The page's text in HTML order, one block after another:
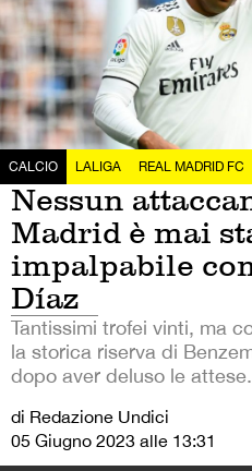
CALCIO LALIGA REAL MADRID FC
Nessun
Madrid è mai
impalpabile
Díaz
Tantissimi trofei vinti, ma
la storica riserva di
dopo aver deluso le attese.
di Redazione Undici
05 Giugno 2023 alle 13:31